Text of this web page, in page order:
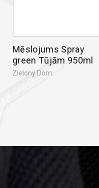
Mēslojums Spray
green Tūjām 950ml
Zielony Dom